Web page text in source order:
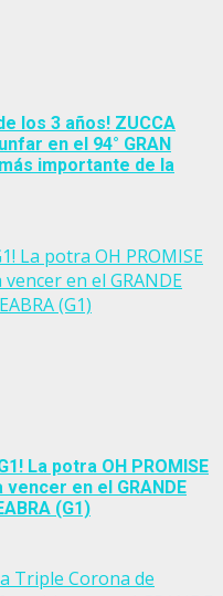
los 3 años! ZUCCA
en el 94° GRAN
más importante de la
La potra OH PROMISE
en el GRANDE
(G1)
La potra OH PROMISE
en el GRANDE
(G1)
Triple Corona de